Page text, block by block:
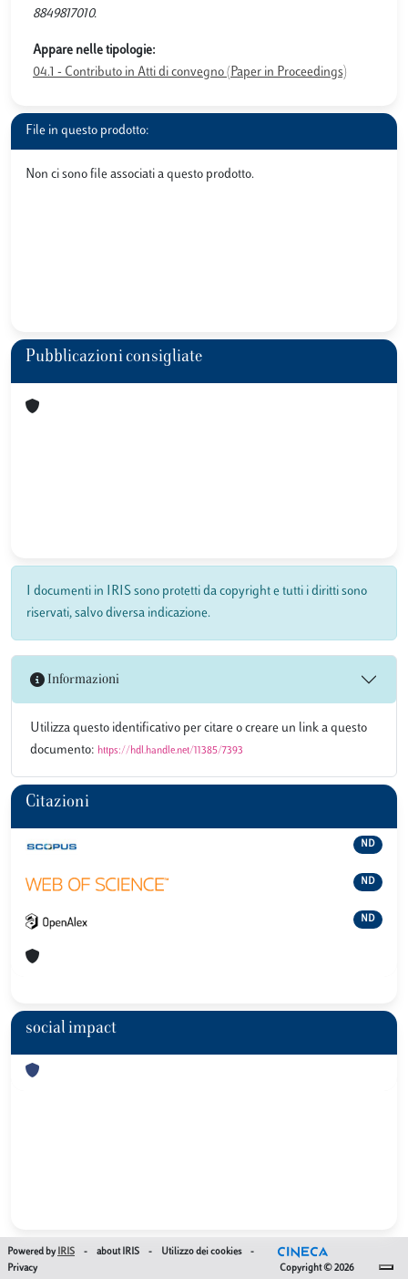
8849817010.
Appare nelle tipologie:
04.1 - Contributo in Atti di convegno (Paper in Proceedings)
File in questo prodotto:
Non ci sono file associati a questo prodotto.
Pubblicazioni consigliate
I documenti in IRIS sono protetti da copyright e tutti i diritti sono
riservati, salvo diversa indicazione.
Informazioni
Utilizza questo identificativo per citare o creare un link a questo
documento: https://hdl.handle.net/11385/7393
Citazioni
ND
ND
ND
social impact
Powered by IRIS - about IRIS - Utilizzo dei cookies
-
Privacy
Copyright © 2026